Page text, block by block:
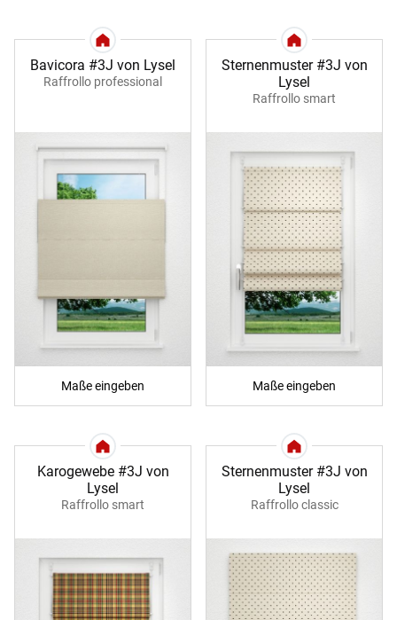
Bavicora #3J von Lysel
Raffrollo professional
Maße eingeben
Sternenmuster #3J von
Lysel
Raffrollo smart
Maße eingeben
Karogewebe #3J von
Lysel
Raffrollo smart
Sternenmuster #3J von
Lysel
Raffrollo classic